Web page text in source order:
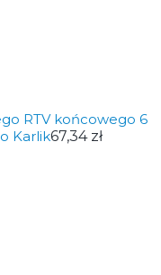
RTV końcowego 6
Karlik67,34 zł